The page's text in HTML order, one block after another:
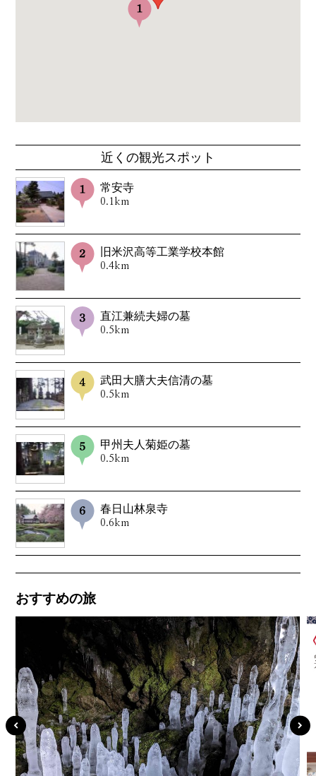
近くの観光スポット
常安寺
0.1km
旧米沢高等工業学校本館
0.4km
直江兼続夫婦の墓
0.5km
武田大膳大夫信清の墓
0.5km
甲州夫人菊姫の墓
0.5km
春日山林泉寺
0.6km
おすすめの旅